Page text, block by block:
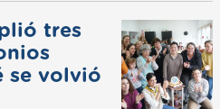
tres
se volvió